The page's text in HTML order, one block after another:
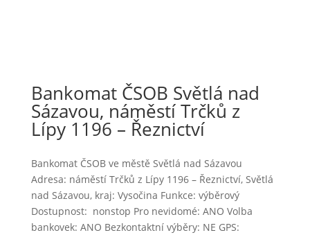
Bankomat ČSOB Světlá nad
Sázavou, náměstí Trčků z
Lípy 1196 – Řeznictví
Bankomat ČSOB ve městě Světlá nad Sázavou
Adresa: náměstí Trčků z Lípy 1196 – Řeznictví, Světlá
nad Sázavou, kraj: Vysočina Funkce: výběrový
Dostupnost: nonstop Pro nevidomé: ANO Volba
bankovek: ANO Bezkontaktní výběry: NE GPS: